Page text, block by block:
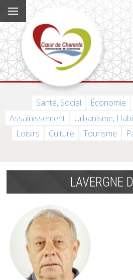
Santé, Social Économie
Assainissement
Urbanisme,
Loisirs
Culture Tourisme
LAVERGNE